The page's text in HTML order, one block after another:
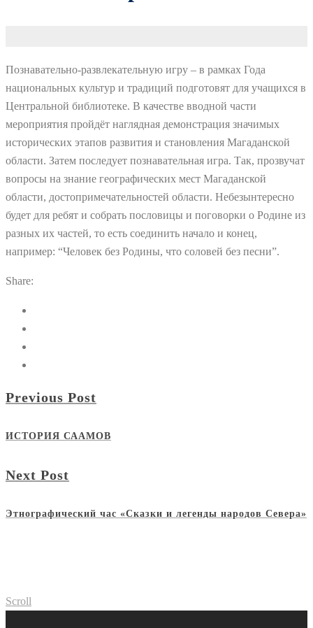
Познавательно-развлекательную игру – в рамках Года
национальных культур и традиций подготовят для учащихся в
Центральной библиотеке. В качестве вводной части
мероприятия пройдёт наглядная демонстрация значимых
исторических этапов развития и становления Магаданской
области. Затем последует познавательная игра. Так, прозвучат
вопросы на знание географических мест Магаданской
области, достопримечательностей области. Небезынтересно
будет для ребят и собрать пословицы и поговорки о Родине из
разных их частей, то есть соединить начало и конец,
например: “Человек без Родины, что соловей без песни”.
Share:
Previous Post
ИСТОРИЯ СААМОВ
Next Post
Этнографический час «Сказки и легенды народов Севера»
Scroll